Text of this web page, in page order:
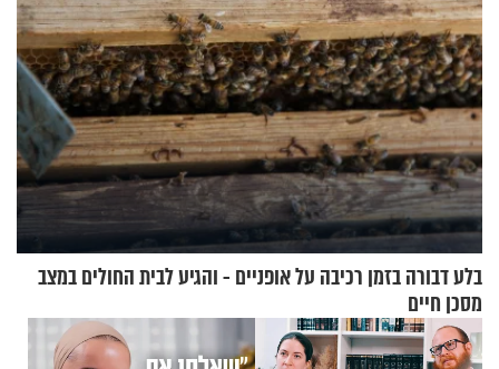
בלע דבורה בזמן רכיבה על אופניים - והגיע לבית החולים במצב
מסכן חיים